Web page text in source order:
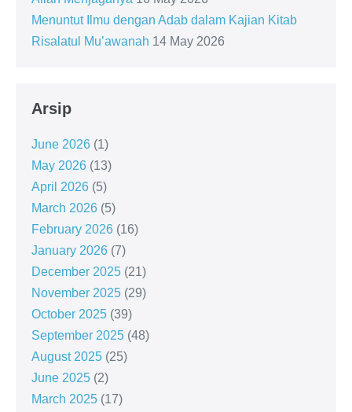
Menuntut Ilmu dengan Adab dalam Kajian Kitab
Risalatul Mu’awanah 14 May 2026
Arsip
June 2026 (1)
May 2026 (13)
April 2026 (5)
March 2026 (5)
February 2026 (16)
January 2026 (7)
December 2025 (21)
November 2025 (29)
October 2025 (39)
September 2025 (48)
August 2025 (25)
June 2025 (2)
March 2025 (17)